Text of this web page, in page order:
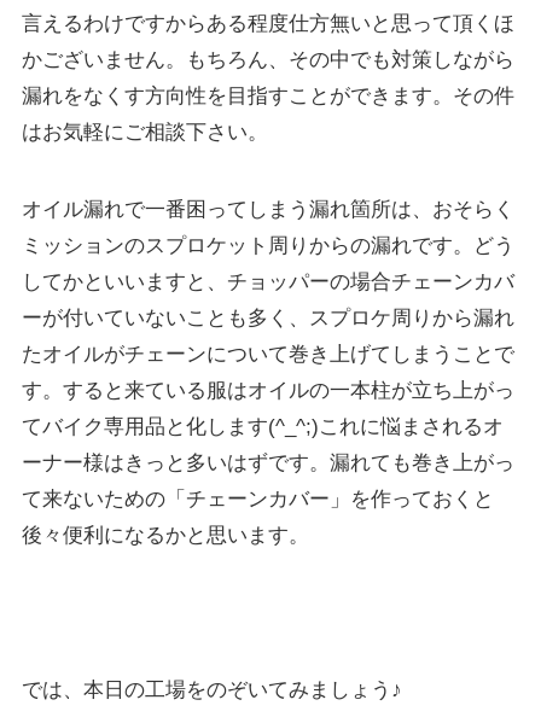
言えるわけですからある程度仕方無いと思って頂くほ
かございません。もちろん、その中でも対策しながら
漏れをなくす方向性を目指すことができます。その件
はお気軽にご相談下さい。
オイル漏れで一番困ってしまう漏れ箇所は、おそらく
ミッションのスプロケット周りからの漏れです。どう
してかといいますと、チョッパーの場合チェーンカバ
ーが付いていないことも多く、スプロケ周りから漏れ
たオイルがチェーンについて巻き上げてしまうことで
す。すると来ている服はオイルの一本柱が立ち上がっ
てバイク専用品と化します(^_^;)これに悩まされるオ
ーナー様はきっと多いはずです。漏れても巻き上がっ
て来ないための「チェーンカバー」を作っておくと
後々便利になるかと思います。
では、本日の工場をのぞいてみましょう♪